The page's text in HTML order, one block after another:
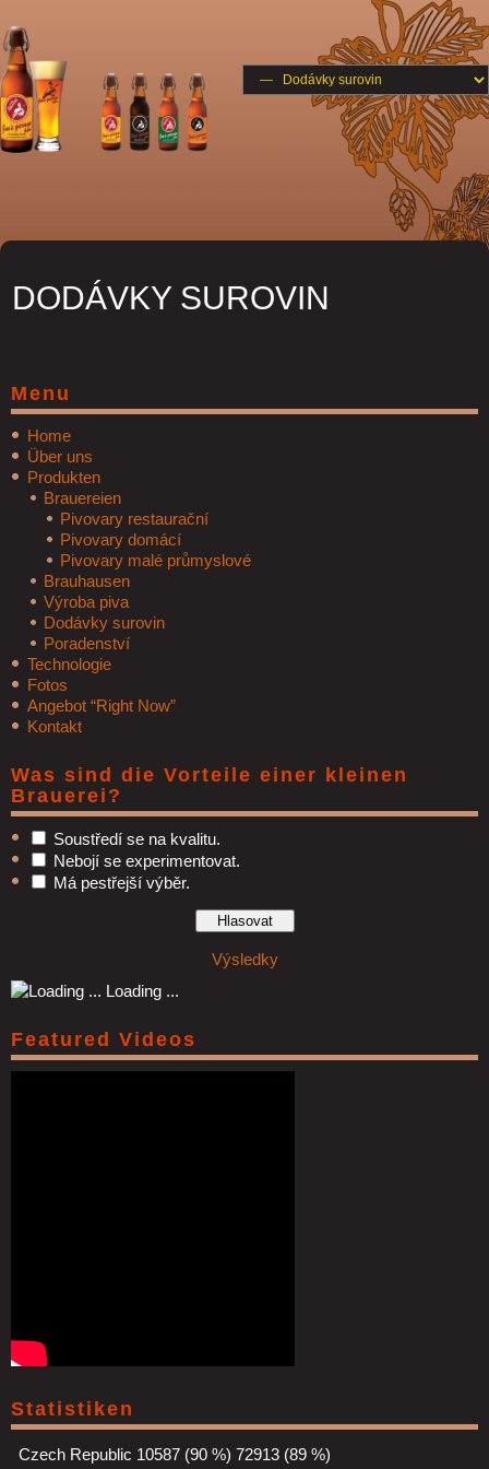
DODÁVKY SUROVIN
Menu
Home
Über uns
Produkten
Brauereien
Pivovary restaurační
Pivovary domácí
Pivovary malé průmyslové
Brauhausen
Výroba piva
Dodávky surovin
Poradenství
Technologie
Fotos
Angebot “Right Now”
Kontakt
Was sind die Vorteile einer kleinen
Brauerei?
Soustředí se na kvalitu.
Nebojí se experimentovat.
Má pestřejší výběr.
Výsledky
Loading ...
Featured Videos
Statistiken
Czech Republic 10587 (90 %) 72913 (89 %)